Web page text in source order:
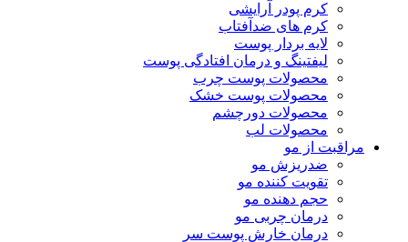
کرم پودر آرایشی
کرم های ضدآفتاب
لایه بردار پوست
لیفتینگ و درمان افتادگی پوست
محصولات پوست چرب
محصولات پوست خشک
محصولات دورچشم
محصولات لب
مراقبت از مو
ضدریزش مو
تقویت کننده مو
حجم دهنده مو
درمان چربی مو
درمان خارش پوست سر